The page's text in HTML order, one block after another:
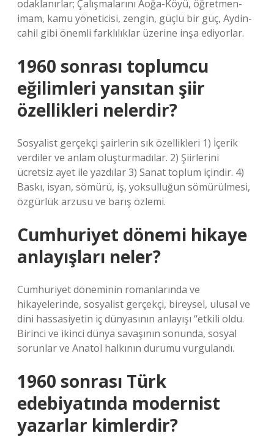
odaklanırlar; Çalışmalarını Aoğa-Köyü, öğretmen-
imam, kamu yöneticisi, zengin, güçlü bir güç, Aydin-
cahil gibi önemli farklılıklar üzerine inşa ediyorlar.
1960 sonrası toplumcu
eğilimleri yansıtan şiir
özellikleri nelerdir?
Sosyalist gerçekçi şairlerin sık özellikleri 1) İçerik
verdiler ve anlam oluşturmadılar. 2) Şiirlerini
ücretsiz ayet ile yazdılar 3) Sanat toplum içindir. 4)
Baskı, isyan, sömürü, iş, yoksulluğun sömürülmesi,
özgürlük arzusu ve barış özlemi.
Cumhuriyet dönemi hikaye
anlayışları neler?
Cumhuriyet döneminin romanlarında ve
hikayelerinde, sosyalist gerçekçi, bireysel, ulusal ve
dini hassasiyetin iç dünyasının anlayışı “etkili oldu.
Birinci ve ikinci dünya savaşının sonunda, sosyal
sorunlar ve Anatol halkının durumu vurgulandı.
1960 sonrası Türk
edebiyatında modernist
yazarlar kimlerdir?